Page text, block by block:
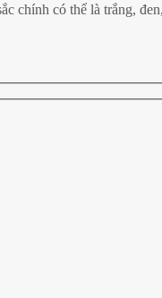
chính có thể là trắng,